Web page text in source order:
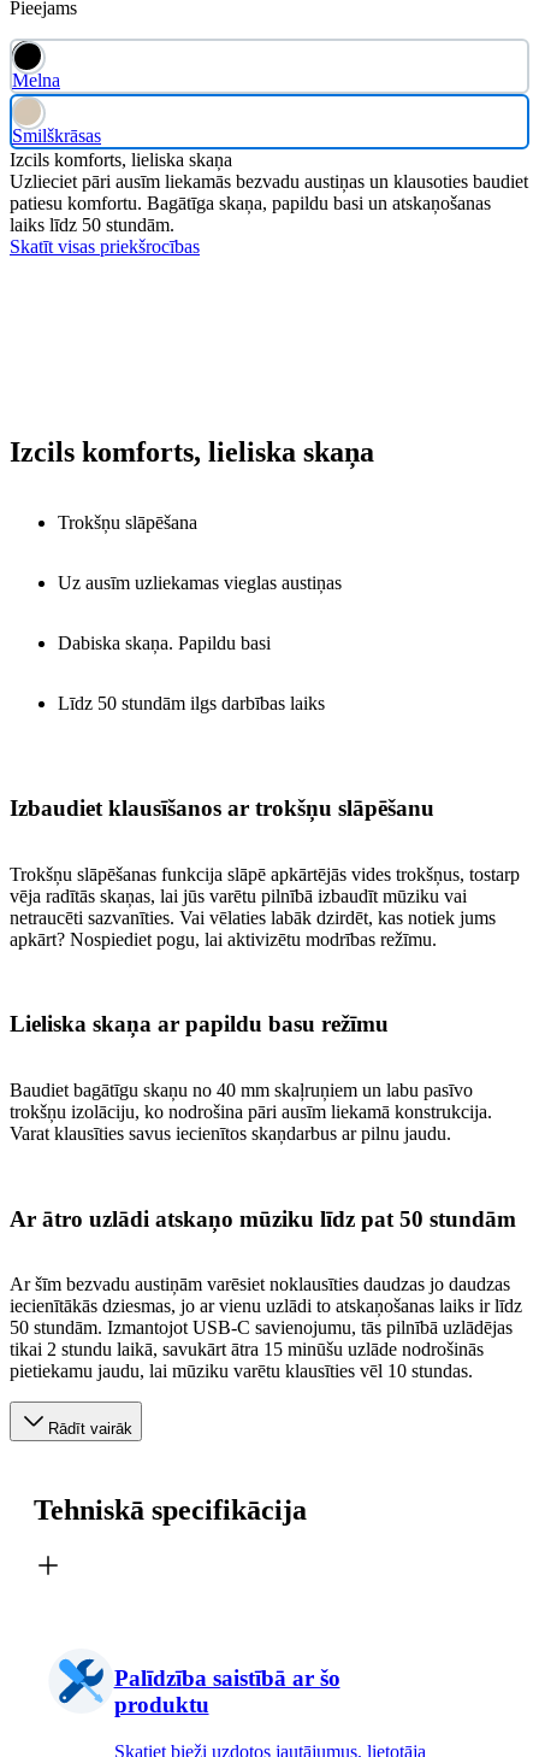
Pieejams
Melna
Smilškrāsas
Izcils komforts, lieliska skaņa
Uzlieciet pāri ausīm liekamās bezvadu austiņas un klausoties baudiet
patiesu komfortu. Bagātīga skaņa, papildu basi un atskaņošanas
laiks līdz 50 stundām.
Skatīt visas priekšrocības
Izcils komforts, lieliska skaņa
Trokšņu slāpēšana
Uz ausīm uzliekamas vieglas austiņas
Dabiska skaņa. Papildu basi
Līdz 50 stundām ilgs darbības laiks
Izbaudiet klausīšanos ar trokšņu slāpēšanu
Trokšņu slāpēšanas funkcija slāpē apkārtējās vides trokšņus, tostarp
vēja radītās skaņas, lai jūs varētu pilnībā izbaudīt mūziku vai
netraucēti sazvanīties. Vai vēlaties labāk dzirdēt, kas notiek jums
apkārt? Nospiediet pogu, lai aktivizētu modrības režīmu.
Lieliska skaņa ar papildu basu režīmu
Baudiet bagātīgu skaņu no 40 mm skaļruņiem un labu pasīvo
trokšņu izolāciju, ko nodrošina pāri ausīm liekamā konstrukcija.
Varat klausīties savus iecienītos skaņdarbus ar pilnu jaudu.
Ar ātro uzlādi atskaņo mūziku līdz pat 50 stundām
Ar šīm bezvadu austiņām varēsiet noklausīties daudzas jo daudzas
iecienītākās dziesmas, jo ar vienu uzlādi to atskaņošanas laiks ir līdz
50 stundām. Izmantojot USB-C savienojumu, tās pilnībā uzlādējas
tikai 2 stundu laikā, savukārt ātra 15 minūšu uzlāde nodrošinās
pietiekamu jaudu, lai mūziku varētu klausīties vēl 10 stundas.
Rādīt vairāk
Tehniskā specifikācija
Palīdzība saistībā ar šo
produktu
Skatiet bieži uzdotos jautājumus, lietotāja